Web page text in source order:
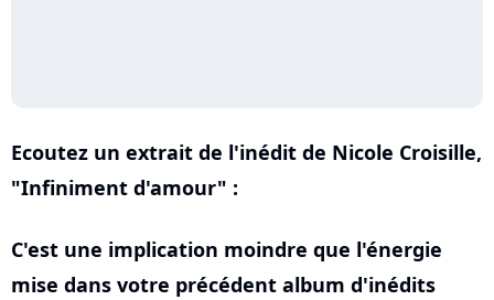
Ecoutez un extrait de l'inédit de Nicole Croisille,
"Infiniment d'amour" :
C'est une implication moindre que l'énergie
mise dans votre précédent album d'inédits